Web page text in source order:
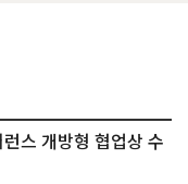
스 개방형 협업상 수